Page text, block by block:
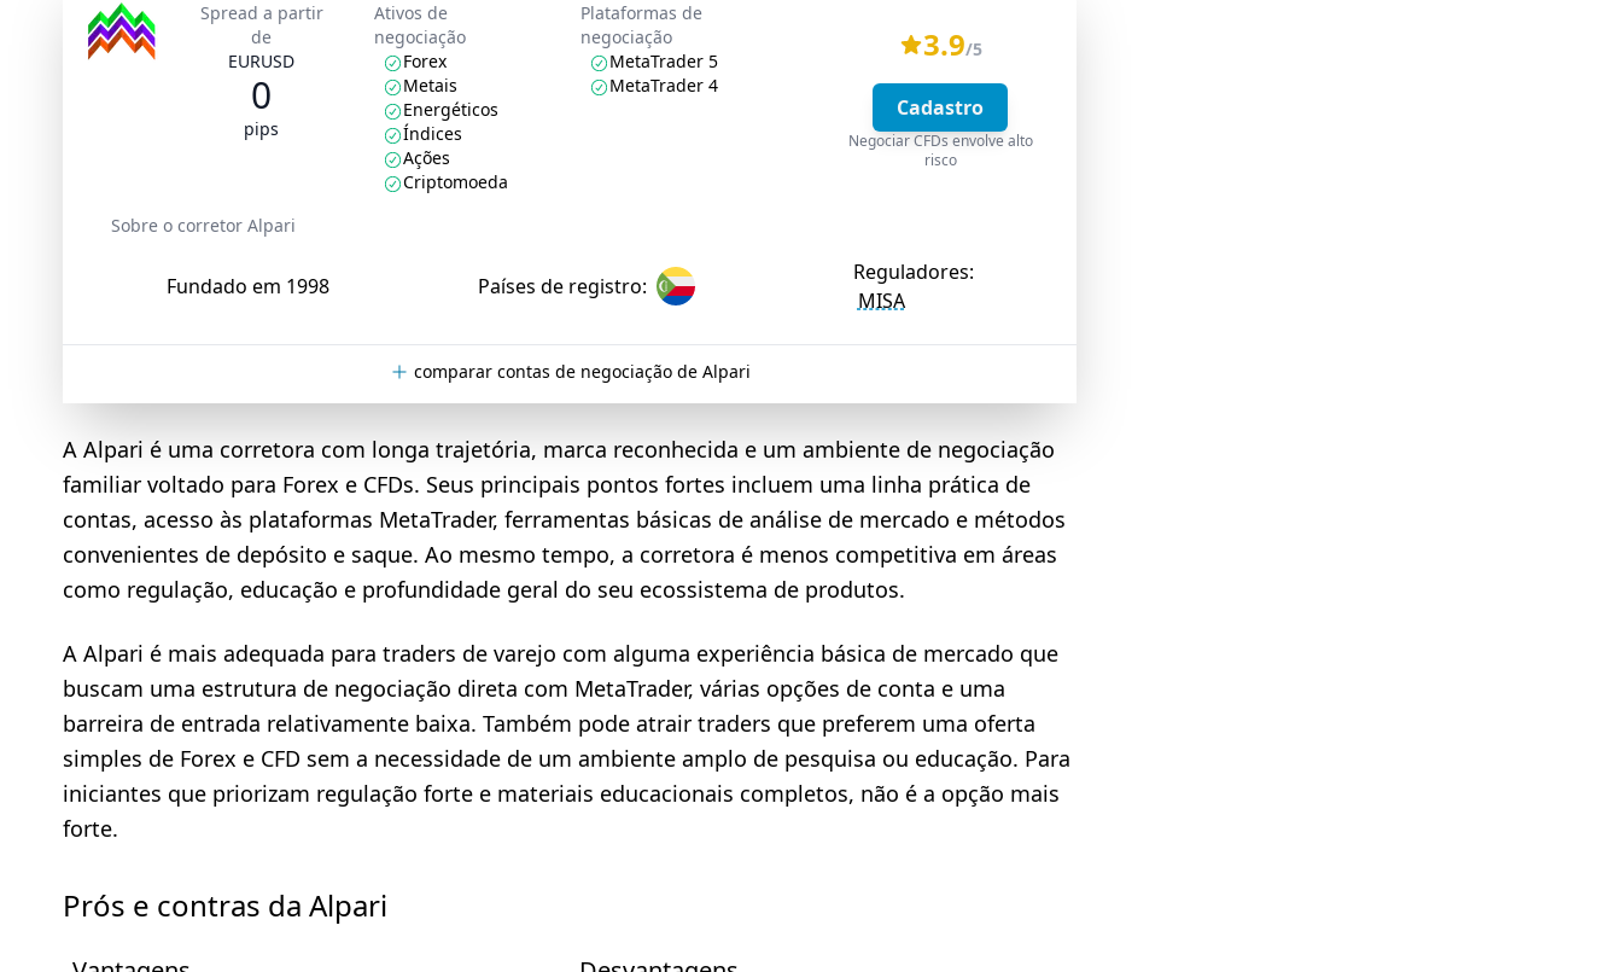
Spread a partir
de
EURUSD
0
pips
Ativos de
negociação
Forex
Metais
Energéticos
Índices
Ações
Criptomoeda
Plataformas de
negociação
MetaTrader 5
MetaTrader 4
3.9/5
Cadastro
Negociar CFDs envolve alto
risco
Sobre o corretor Alpari
Fundado em 1998 Países de registro:
Reguladores:
MISA
comparar contas de negociação de Alpari
A Alpari é uma corretora com longa trajetória, marca reconhecida e um ambiente de negociação
familiar voltado para Forex e CFDs. Seus principais pontos fortes incluem uma linha prática de
contas, acesso às plataformas MetaTrader, ferramentas básicas de análise de mercado e métodos
convenientes de depósito e saque. Ao mesmo tempo, a corretora é menos competitiva em áreas
como regulação, educação e profundidade geral do seu ecossistema de produtos.
A Alpari é mais adequada para traders de varejo com alguma experiência básica de mercado que
buscam uma estrutura de negociação direta com MetaTrader, várias opções de conta e uma
barreira de entrada relativamente baixa. Também pode atrair traders que preferem uma oferta
simples de Forex e CFD sem a necessidade de um ambiente amplo de pesquisa ou educação. Para
iniciantes que priorizam regulação forte e materiais educacionais completos, não é a opção mais
forte.
Prós e contras da Alpari